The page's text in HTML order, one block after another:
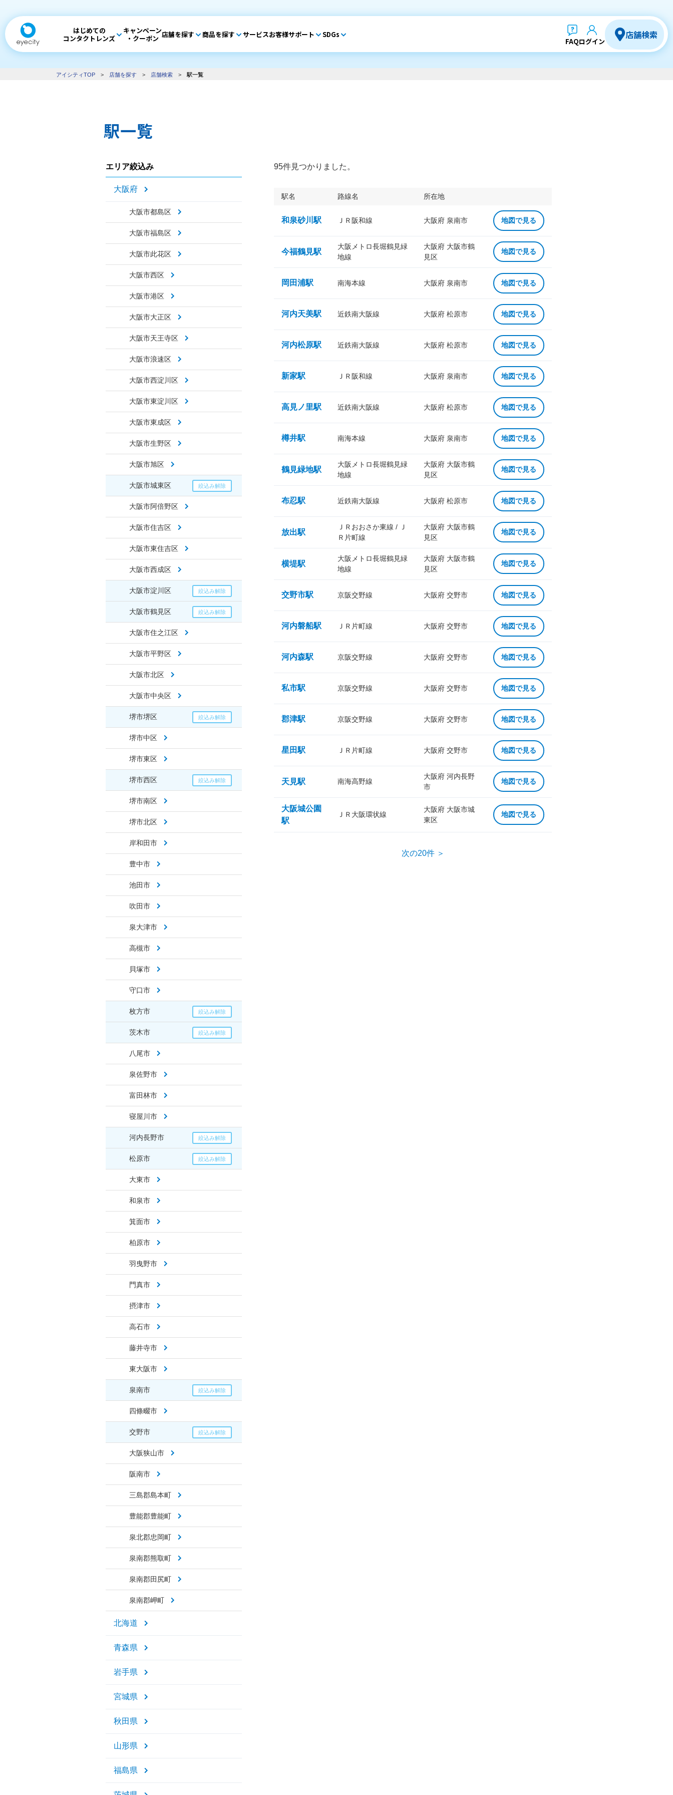
はじめての
コンタクトレンズ
キャンペーン
・クーポン 店舗を探す 商品を探す サービスお客様サポート SDGs
FAQログイン
店舗検索
アイシティTOP > 店舗を探す > 店舗検索 > 駅一覧
駅一覧
エリア絞込み
大阪府
大阪市都島区
大阪市福島区
大阪市此花区
大阪市西区
大阪市港区
大阪市大正区
大阪市天王寺区
大阪市浪速区
大阪市西淀川区
大阪市東淀川区
大阪市東成区
大阪市生野区
大阪市旭区
大阪市城東区
大阪市阿倍野区
大阪市住吉区
大阪市東住吉区
大阪市西成区
大阪市淀川区
大阪市鶴見区
大阪市住之江区
大阪市平野区
大阪市北区
大阪市中央区
堺市堺区
堺市中区
堺市東区
堺市西区
堺市南区
堺市北区
岸和田市
豊中市
池田市
吹田市
泉大津市
高槻市
貝塚市
守口市
枚方市
茨木市
八尾市
泉佐野市
富田林市
寝屋川市
河内長野市
松原市
大東市
和泉市
箕面市
柏原市
羽曳野市
門真市
摂津市
高石市
藤井寺市
東大阪市
泉南市
四條畷市
交野市
大阪狭山市
阪南市
三島郡島本町
豊能郡豊能町
泉北郡忠岡町
泉南郡熊取町
泉南郡田尻町
泉南郡岬町
北海道
青森県
岩手県
宮城県
秋田県
山形県
福島県
95件見つかりました。
駅名 路線名 所在地
和泉砂川駅 ＪＲ阪和線 大阪府 泉南市 地図で見る
今福鶴見駅
大阪メトロ長堀鶴見緑
地線
大阪府 大阪市鶴
見区
地図で見る
岡田浦駅 南海本線 大阪府 泉南市 地図で見る
河内天美駅 近鉄南大阪線 大阪府 松原市 地図で見る
河内松原駅 近鉄南大阪線 大阪府 松原市 地図で見る
新家駅 ＪＲ阪和線 大阪府 泉南市 地図で見る
高見ノ里駅 近鉄南大阪線 大阪府 松原市 地図で見る
樽井駅 南海本線 大阪府 泉南市 地図で見る
鶴見緑地駅
大阪メトロ長堀鶴見緑
地線
大阪府 大阪市鶴
見区
地図で見る
布忍駅 近鉄南大阪線 大阪府 松原市 地図で見る
放出駅
ＪＲおおさか東線 / Ｊ
Ｒ片町線
大阪府 大阪市鶴
見区
地図で見る
横堤駅
大阪メトロ長堀鶴見緑
地線
大阪府 大阪市鶴
見区
地図で見る
交野市駅 京阪交野線 大阪府 交野市 地図で見る
河内磐船駅 ＪＲ片町線 大阪府 交野市 地図で見る
河内森駅 京阪交野線 大阪府 交野市 地図で見る
私市駅 京阪交野線 大阪府 交野市 地図で見る
郡津駅 京阪交野線 大阪府 交野市 地図で見る
星田駅 ＪＲ片町線 大阪府 交野市 地図で見る
天見駅 南海高野線
大阪府 河内長野
市
地図で見る
大阪城公園
駅
ＪＲ大阪環状線
大阪府 大阪市城
東区
地図で見る
次の20件 ＞